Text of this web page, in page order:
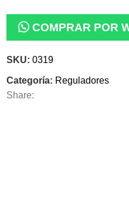
COMPRAR POR
SKU: 0319
Categoría: Reguladores
Share: